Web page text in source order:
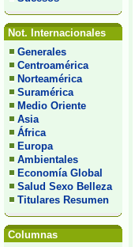
Not. Internacionales
Generales
Centroamérica
Norteamérica
Suramérica
Medio Oriente
Asia
África
Europa
Ambientales
Economía Global
Salud Sexo Belleza
Titulares Resumen
Columnas